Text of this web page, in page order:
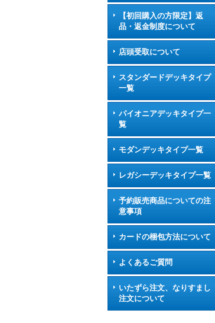
【初回購入の方限定】返
品・返金制度について
店頭受取について
スタンダードデッキタイプ
一覧
パイオニアデッキタイプ一
覧
モダンデッキタイプ一覧
レガシーデッキタイプ一覧
予約販売商品についての注
意事項
カードの梱包方法について
よくあるご質問
いたずら注文、なりすまし
注文について